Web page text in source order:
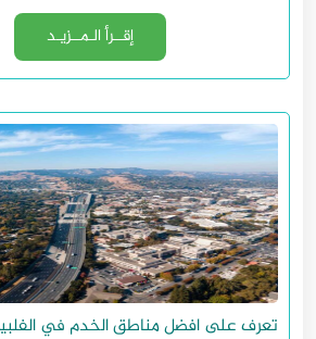
إقــرأ الـمــزيـد
تعرف على افضل مناطق الخدم في